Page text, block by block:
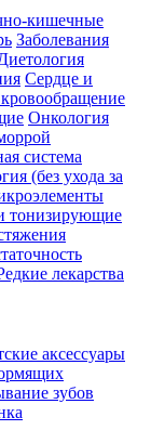
кишечные
Заболевания
Сердце и
Онкология
система
(без ухода за
тонизирующие
лекарства
аксессуары
зубов